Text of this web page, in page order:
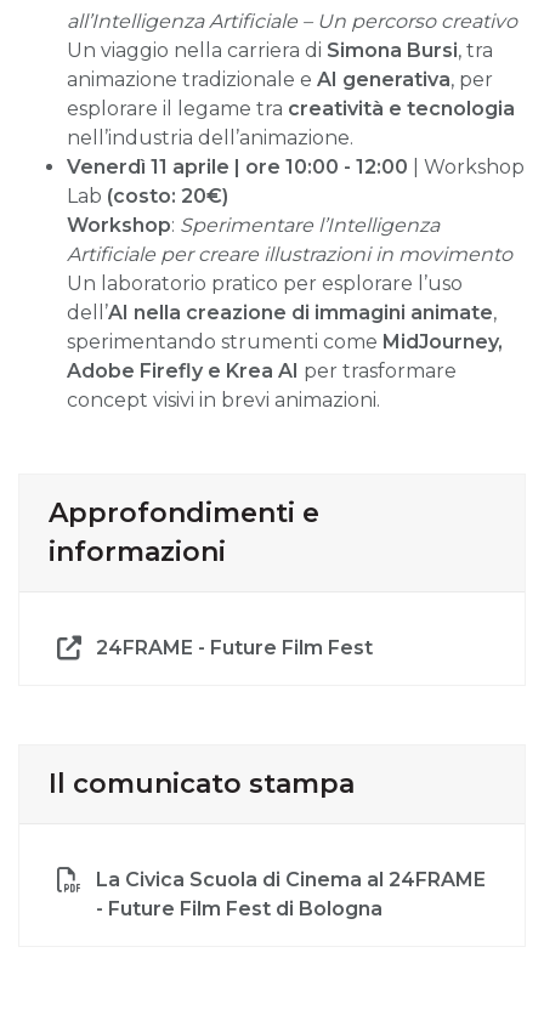
all’Intelligenza Artificiale – Un percorso creativo
Un viaggio nella carriera di Simona Bursi, tra
animazione tradizionale e AI generativa, per
esplorare il legame tra creatività e tecnologia
nell’industria dell’animazione.
Venerdì 11 aprile | ore 10:00 - 12:00 | Workshop
Lab (costo: 20€)
Workshop: Sperimentare l’Intelligenza
Artificiale per creare illustrazioni in movimento
Un laboratorio pratico per esplorare l’uso
dell’AI nella creazione di immagini animate,
sperimentando strumenti come MidJourney,
Adobe Firefly e Krea AI per trasformare
concept visivi in brevi animazioni.
Approfondimenti e
informazioni
24FRAME - Future Film Fest
Il comunicato stampa
La Civica Scuola di Cinema al 24FRAME
- Future Film Fest di Bologna